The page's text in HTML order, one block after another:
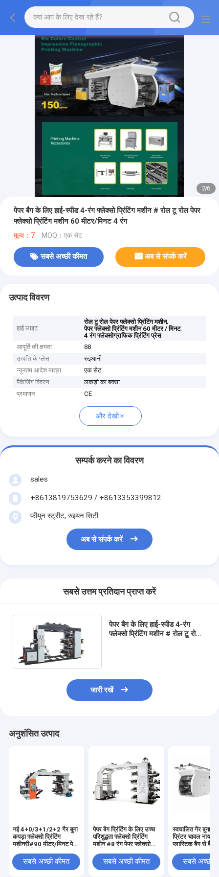
2/6
पेपर बैग के लिए हाई-स्पीड 4-रंग फ्लेक्सो प्रिंटिंग मशीन # रोल टू रोल पेपर
फ्लेक्सो प्रिंटिंग मशीन 60 मीटर/मिनट 4 रंग
मूल्य：7 MOQ：एक सेट
सबसे अच्छी कीमत अब से संपर्क करें
उत्पाद विवरण
हाई लाइट
रोल टू रोल पेपर फ्लेक्सो प्रिंटिंग मशीन,
पेपर फ्लेक्सो प्रिंटिंग मशीन 60 मीटर / मिनट,
4 रंग फ्लेक्सोग्राफिक प्रिंटिंग प्रेस
आपूर्ति की क्षमता
88
उत्पत्ति के प्लेस
रुइआनी
न्यूनतम आदेश मात्रा
एक सेट
पैकेजिंग विवरण
लकड़ी का बक्सा
प्रमाणन
CE
और देखो
सम्पर्क करने का विवरण
sales
+8613819753629 / +8613353399812
फीयुन स्ट्रीट, रुइयन सिटी
अब से संपर्क करें
सबसे उत्तम प्रतिदान प्राप्त करें
पेपर बैग के लिए हाई-स्पीड 4-रंग
फ्लेक्सो प्रिंटिंग मशीन # रोल टू रोल
जारी रखें
अनुशंसित उत्पाद
नई 4+0/3+1/2+2 गैर बुना
कपड़ा फ्लेक्सो प्रिंटिंग
मशीनरी#90 मीटर/मिनट पेपर
4 रंग नॉन वोव के लिए
सबसे अच्छी कीमत
पेपर बैग प्रिंटिंग के लिए उच्च
परिशुद्धता फ्लेक्सो प्रिंटिंग
मशीन #8 रंग पेपर फ्लेक्सो
मीटर/मिनट
सबसे अच्छी कीमत
स्वचालित गैर बुना
प्रिंटर चावल
प्लास्टिक बैग से बैग
मुद्रण गति
सबसे अच्छी